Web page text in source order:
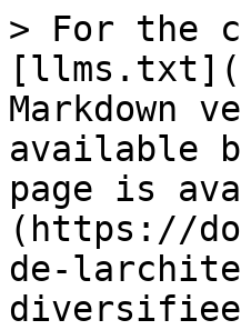
> For the
Markdown
available
page is
(https://
de-